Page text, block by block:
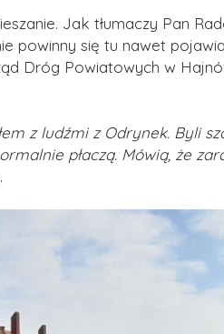
Jak tłumaczy Pan
powinny się tu nawet
Dróg Powiatowych w
z ludźmi z Odrynek. Byli
płaczą. Mówią, że